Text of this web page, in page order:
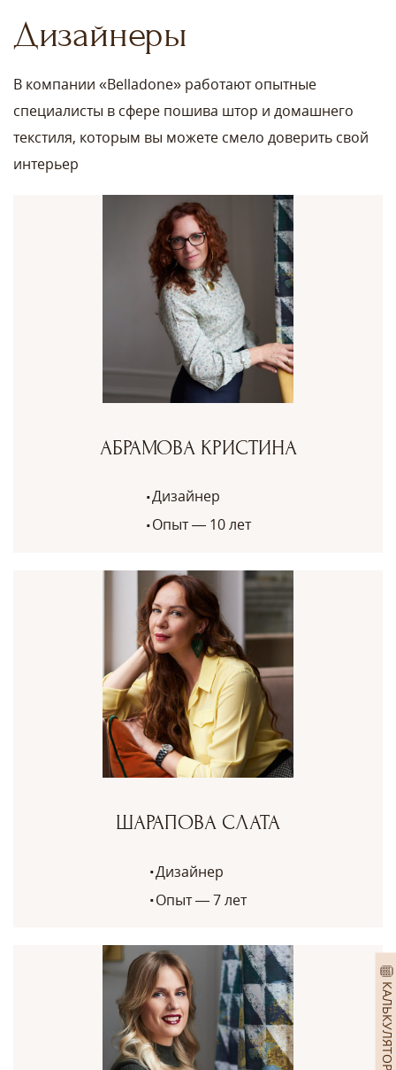
Дизайнеры
В компании «Belladone» работают опытные
специалисты в сфере пошива штор и домашнего
текстиля, которым вы можете смело доверить свой
интерьер
АБРАМОВА КРИСТИНА
Дизайнер
Опыт — 10 лет
ШАРАПОВА СЛАТА
Дизайнер
Опыт — 7 лет